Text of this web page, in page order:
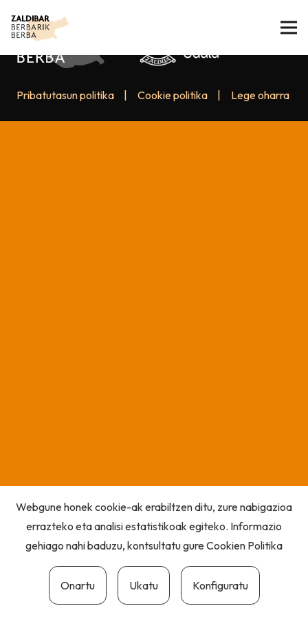
Pribatutasun politika Cookie politika Lege oharra
Webgune honek cookie-ak erabiltzen ditu, zure nabigazioa
errazteko eta analisi estatistikoak egiteko. Informazio
gehiago nahi baduzu, kontsultatu gureCookien Politika
Onartu Ukatu Konfiguratu